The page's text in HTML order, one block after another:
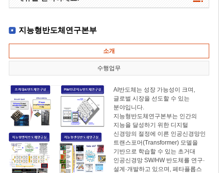
지능형반도체연구본부
소개
수행업무
AI반도체는 성장 가능성이 크며,
글로벌 시장을 선도할 수 있는
분야입니다.
지능형반도체연구본부는 인간의
지능을 달성하기 위한 디지털
신경망의 절정에 이른 인공신경망인
트랜스포머(Transformer) 모델을
기반으로 학습할 수 있는 초거대
인공신경망 SW/HW 반도체를 연구·
설계·개발하고 있으며, 페타플롭스